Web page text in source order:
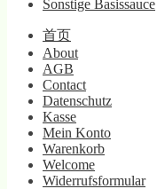
Sonstige Basissauce
首页
About
AGB
Contact
Datenschutz
Kasse
Mein Konto
Warenkorb
Welcome
Widerrufsformular